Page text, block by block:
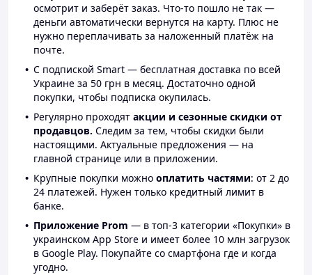
осмотрит и заберёт заказ. Что-то пошло не так —
деньги автоматически вернутся на карту. Плюс не
нужно переплачивать за наложенный платёж на
почте.
С подпиской Smart — бесплатная доставка по всей
Украине за 50 грн в месяц. Достаточно одной
покупки, чтобы подписка окупилась.
Регулярно проходят акции и сезонные скидки от
продавцов. Следим за тем, чтобы скидки были
настоящими. Актуальные предложения — на
главной странице или в приложении.
Крупные покупки можно оплатить частями: от 2 до
24 платежей. Нужен только кредитный лимит в
банке.
Приложение Prom — в топ-3 категории «Покупки» в
украинском App Store и имеет более 10 млн загрузок
в Google Play. Покупайте со смартфона где и когда
угодно.